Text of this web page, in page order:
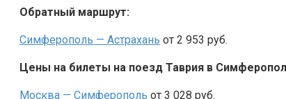
Обратный маршрут:
Симферополь — Астрахань от 2 953 руб.
Цены на билеты на поезд Таврия в
Москва — Симферополь от 3 028 руб.